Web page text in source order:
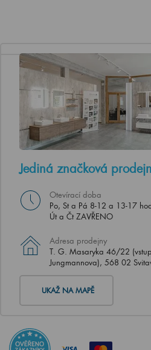
Jediná značková
Otevírací doba
Po, St a Pá 8-12 a 13-17
Út a Čt ZAVŘENO
Adresa prodejny
T. G. Masaryka 46/22
Jungmannova), 568 02
UKAŽ NA MAPĚ